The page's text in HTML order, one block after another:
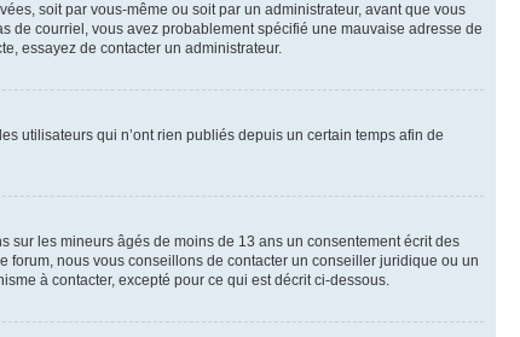
soit par vous-même ou soit par un administrateur, avant que vous
de courriel, vous avez probablement spécifié une mauvaise adresse de
essayez de contacter un administrateur.
utilisateurs qui n’ont rien publiés depuis un certain temps afin de
sur les mineurs âgés de moins de 13 ans un consentement écrit des
forum, nous vous conseillons de contacter un conseiller juridique ou un
à contacter, excepté pour ce qui est décrit ci-dessous.